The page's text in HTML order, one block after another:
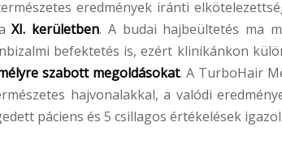
eredmények iránti
aXI. kerületben. A budai hajbeültetés ma
befektetés is, ezért klinikánkon
szabott megoldásokat. A TurboHair
hajvonalakkal, a valódi
páciens és 5 csillagos értékelések